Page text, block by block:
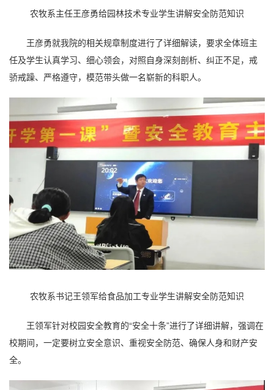
农牧系主任王彦勇给园林技术专业学生讲解安全防范知识
王彦勇就我院的相关规章制度进行了详细解读，要求全体班主
任及学生认真学习、细心领会，对照自身深刻剖析、纠正不足，戒
骄戒躁、严格遵守，模范带头做一名崭新的科职人。
农牧系书记王领军给食品加工专业学生讲解安全防范知识
王领军针对校园安全教育的“安全十条”进行了详细讲解，强调在
校期间，一定要树立安全意识、重视安全防范、确保人身和财产安
全。